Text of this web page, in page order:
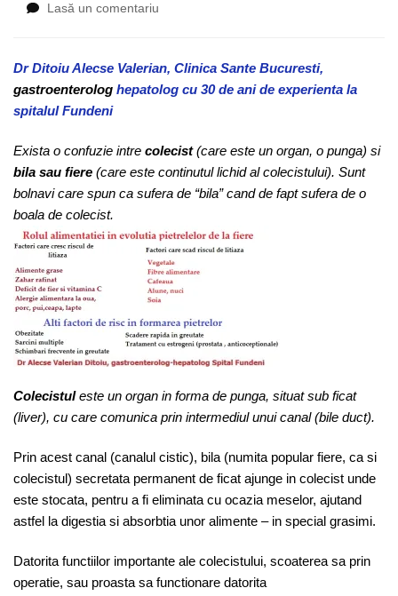
Lasă un comentariu
dau
bolile
de
analize
sunt
necesare,care
tratamentul
lor?
Dr Ditoiu Alecse Valerian, Clinica Sante Bucuresti,
gastroenterolog hepatolog cu 30 de ani de experienta la
spitalul Fundeni
Exista o confuzie intre colecist(care este un organ, o punga) si
bila sau fiere (care este continutul lichid al colecistului). Sunt
bolnavi care spun ca sufera de “bila” cand de fapt sufera de o
boala de colecist.
Colecistuleste un organ in forma de punga, situat sub ficat
(liver), cu care comunica prin intermediul unui canal (bile duct).
Prin acest canal (canalul cistic), bila (numita popular fiere, ca si
colecistul) secretata permanent de ficat ajunge in colecist unde
este stocata, pentru a fi eliminata cu ocazia meselor, ajutand
astfel la digestia si absorbtia unor alimente – in special grasimi.
Datorita functiilor importante ale colecistului, scoaterea sa prin
operatie, sau proasta sa functionare datorita